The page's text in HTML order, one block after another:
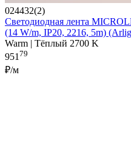
024432(2)
Светодиодная лента
(14 W/m, IP20, 2216, 5m)
Warm | Тёплый 2700 K
95179
₽/м